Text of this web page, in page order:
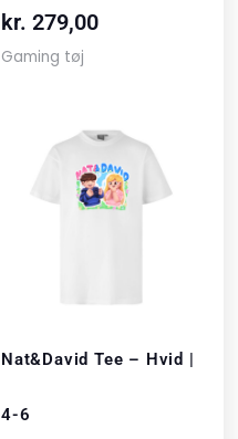
kr. 279,00
Gaming tøj
Nat&David Tee – Hvid |
4-6